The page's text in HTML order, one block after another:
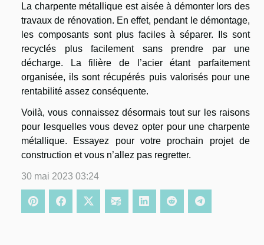
La charpente métallique est aisée à démonter lors des
travaux de rénovation. En effet, pendant le démontage,
les composants sont plus faciles à séparer. Ils sont
recyclés plus facilement sans prendre par une
décharge. La filière de l’acier étant parfaitement
organisée, ils sont récupérés puis valorisés pour une
rentabilité assez conséquente.
Voilà, vous connaissez désormais tout sur les raisons
pour lesquelles vous devez opter pour une charpente
métallique. Essayez pour votre prochain projet de
construction et vous n’allez pas regretter.
30 mai 2023 03:24